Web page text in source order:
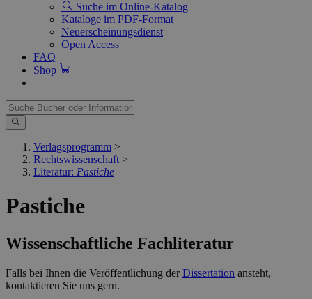
Suche im Online-Katalog
Kataloge im PDF-Format
Neuerscheinungsdienst
Open Access
FAQ
Shop
Verlagsprogramm >
Rechtswissenschaft >
Literatur: Pastiche
Pastiche
Wissenschaftliche Fachliteratur
Falls bei Ihnen die Veröffentlichung derDissertation ansteht,
kontaktieren Sie uns gern.